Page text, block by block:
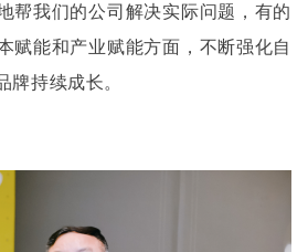
帮我们的公司解决实际问题，有的
赋能和产业赋能方面，不断强化自
牌持续成长。